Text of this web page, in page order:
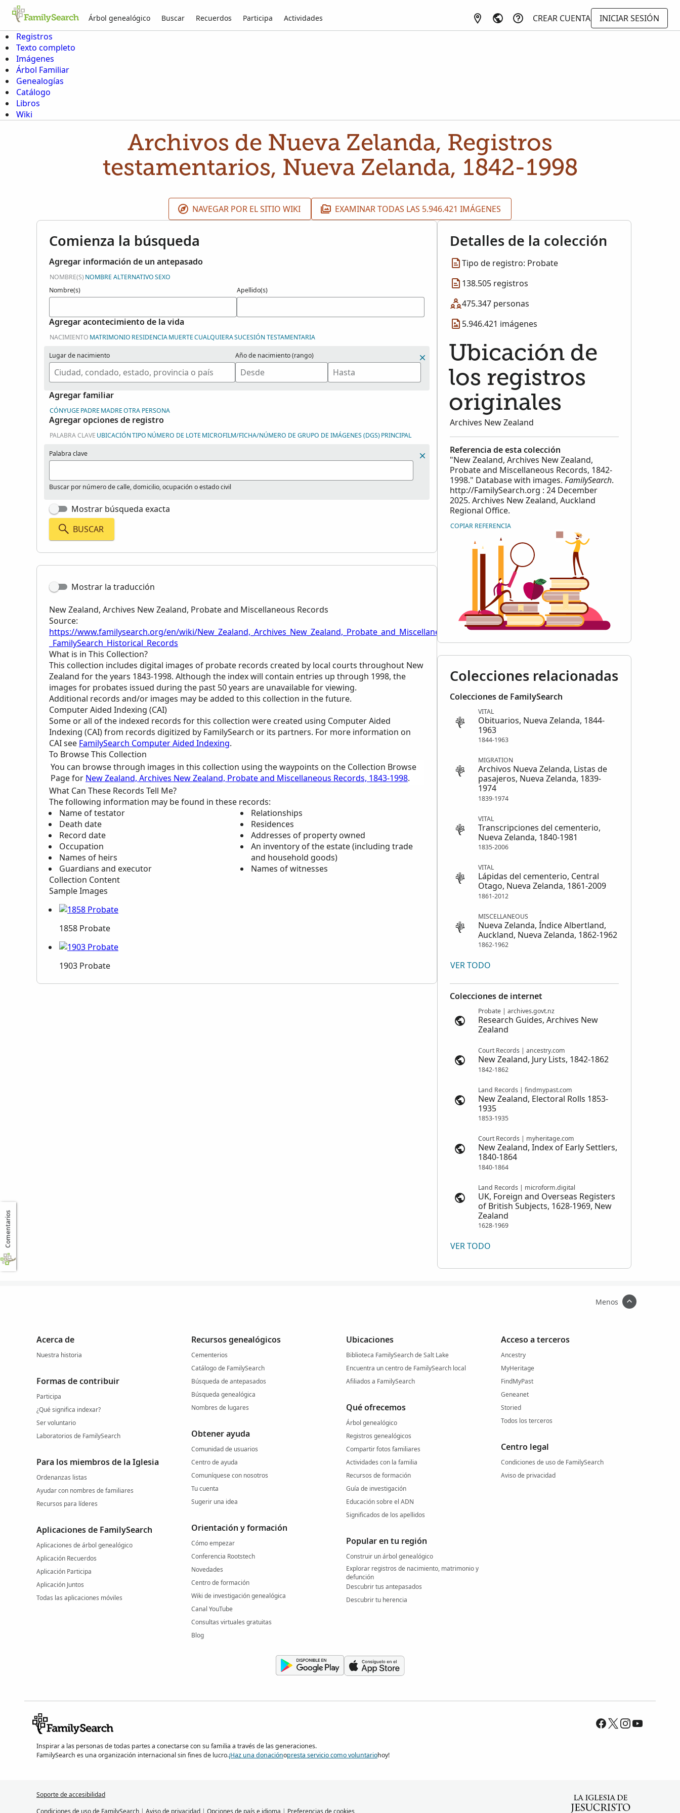
Árbol genealógico Buscar Recuerdos Participa Actividades CREAR CUENTA
INICIAR SESIÓN
Registros
Texto completo
Imágenes
Árbol Familiar
Genealogías
Catálogo
Libros
Wiki
Archivos de Nueva Zelanda, Registros
testamentarios, Nueva Zelanda, 1842-1998
NAVEGAR POR EL SITIO WIKI EXAMINAR TODAS LAS 5.946.421 IMÁGENES
Comienza la búsqueda
Agregar información de un antepasado
NOMBRE(S) NOMBRE ALTERNATIVOSEXO
Nombre(s)
Apellido(s)
Agregar acontecimiento de la vida
NACIMIENTO MATRIMONIO RESIDENCIAMUERTECUALQUIERASUCESIÓN TESTAMENTARIA
Lugar de nacimiento Año de nacimiento (rango)
Agregar familiar
CÓNYUGE PADRE MADREOTRA PERSONA
Agregar opciones de registro
PALABRA CLAVE UBICACIÓNTIPO NÚMERO DE LOTE MICROFILM/FICHA/NÚMERO DE GRUPO DE IMÁGENES (DGS)PRINCIPAL
Palabra clave
Buscar por número de calle, domicilio, ocupación o estado civil
Mostrar búsqueda exacta
BUSCAR
Mostrar la traducción
New Zealand, Archives New Zealand, Probate and Miscellaneous Records
Source:
https://www.familysearch.org/en/wiki/New_Zealand,_Archives_New_Zealand,_Probate_and_Miscellaneous_Records_-
_FamilySearch_Historical_Records
What is in This Collection?
This collection includes digital images of probate records created by local courts throughout New
Zealand for the years 1843-1998. Although the index will contain entries up through 1998, the
images for probates issued during the past 50 years are unavailable for viewing.
Additional records and/or images may be added to this collection in the future.
Computer Aided Indexing (CAI)
Some or all of the indexed records for this collection were created using Computer Aided
Indexing (CAI) from records digitized by FamilySearch or its partners. For more information on
CAI see FamilySearch Computer Aided Indexing.
To Browse This Collection
You can browse through images in this collection using the waypoints on the Collection Browse
Page for New Zealand, Archives New Zealand, Probate and Miscellaneous Records, 1843-1998.
What Can These Records Tell Me?
The following information may be found in these records:
Name of testator
Death date
Record date
Occupation
Names of heirs
Guardians and executor
Relationships
Residences
Addresses of property owned
An inventory of the estate (including trade
and household goods)
Names of witnesses
Collection Content
Sample Images
1858 Probate
1903 Probate
Detalles de la colección
Tipo de registro: Probate
138.505 registros
475.347 personas
5.946.421 imágenes
Ubicación de
los registros
originales
Archives New Zealand
Referencia de esta colección
"New Zealand, Archives New Zealand,
Probate and Miscellaneous Records, 1842-
1998." Database with images. FamilySearch.
http://FamilySearch.org : 24 December
2025. Archives New Zealand, Auckland
Regional Office.
COPIAR REFERENCIA
Colecciones relacionadas
Colecciones de FamilySearch
VITAL
Obituarios, Nueva Zelanda, 1844-
1963
1844-1963
MIGRATION
Archivos Nueva Zelanda, Listas de
pasajeros, Nueva Zelanda, 1839-
1974
1839-1974
VITAL
Transcripciones del cementerio,
Nueva Zelanda, 1840-1981
1835-2006
VITAL
Lápidas del cementerio, Central
Otago, Nueva Zelanda, 1861-2009
1861-2012
MISCELLANEOUS
Nueva Zelanda, Índice Albertland,
Auckland, Nueva Zelanda, 1862-1962
1862-1962
VER TODO
Colecciones de internet
Probate | archives.govt.nz
Research Guides, Archives New
Zealand
Court Records | ancestry.com
New Zealand, Jury Lists, 1842-1862
1842-1862
Land Records | findmypast.com
New Zealand, Electoral Rolls 1853-
1935
1853-1935
Court Records | myheritage.com
New Zealand, Index of Early Settlers,
1840-1864
1840-1864
Land Records | microform.digital
UK, Foreign and Overseas Registers
of British Subjects, 1628-1969, New
Zealand
1628-1969
VER TODO
Menos
Acerca de
Nuestra historia
Formas de contribuir
Participa
¿Qué significa indexar?
Ser voluntario
Laboratorios de FamilySearch
Para los miembros de la Iglesia
Ordenanzas listas
Ayudar con nombres de familiares
Recursos para líderes
Aplicaciones de FamilySearch
Aplicaciones de árbol genealógico
Aplicación Recuerdos
Aplicación Participa
Aplicación Juntos
Todas las aplicaciones móviles
Recursos genealógicos
Cementerios
Catálogo de FamilySearch
Búsqueda de antepasados
Búsqueda genealógica
Nombres de lugares
Obtener ayuda
Comunidad de usuarios
Centro de ayuda
Comuníquese con nosotros
Tu cuenta
Sugerir una idea
Orientación y formación
Cómo empezar
Conferencia Rootstech
Novedades
Centro de formación
Wiki de investigación genealógica
Canal YouTube
Consultas virtuales gratuitas
Blog
Ubicaciones
Biblioteca FamilySearch de Salt Lake
Encuentra un centro de FamilySearch local
Afiliados a FamilySearch
Qué ofrecemos
Árbol genealógico
Registros genealógicos
Compartir fotos familiares
Actividades con la familia
Recursos de formación
Guía de investigación
Educación sobre el ADN
Significados de los apellidos
Popular en tu región
Construir un árbol genealógico
Explorar registros de nacimiento, matrimonio y
defunción
Descubrir tus antepasados
Descubrir tu herencia
Acceso a terceros
Ancestry
MyHeritage
FindMyPast
Geneanet
Storied
Todos los terceros
Centro legal
Condiciones de uso de FamilySearch
Aviso de privacidad
Inspirar a las personas de todas partes a conectarse con su familia a través de las generaciones.
FamilySearch es una organización internacional sin fines de lucro.¡Haz una donaciónopresta servicio como voluntariohoy!
Soporte de accesibilidad
Condiciones de uso de FamilySearch | Aviso de privacidad | Opciones de país e idioma | Preferencias de cookies
Comentarios